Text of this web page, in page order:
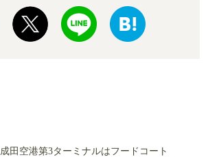
成田空港第3ターミナルはフードコート